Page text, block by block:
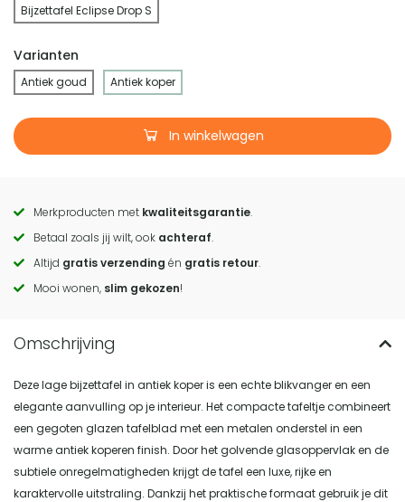
Bijzettafel Eclipse Drop S
Varianten
Antiek goud Antiek koper
In winkelwagen
Call
to
actions
Merkproducten met kwaliteitsgarantie.
Betaal zoals jij wilt, ook achteraf.
Altijd gratis verzending én gratis retour.
Mooi wonen, slim gekozen!
Deze lage bijzettafel in antiek koper is een echte blikvanger en een
elegante aanvulling op je interieur. Het compacte tafeltje combineert
een gegoten glazen tafelblad met een metalen onderstel in een
warme antiek koperen finish. Door het golvende glasoppervlak en de
subtiele onregelmatigheden krijgt de tafel een luxe, rijke en
karaktervolle uitstraling. Dankzij het praktische formaat gebruik je dit